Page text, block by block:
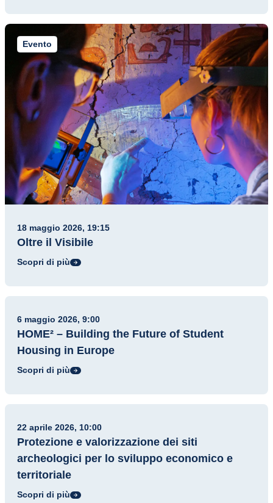
Evento
18 maggio 2026, 19:15
Oltre il Visibile
Scopri di più
Evento
6 maggio 2026, 9:00
HOME² – Building the Future of Student
Housing in Europe
Scopri di più
Evento
22 aprile 2026, 10:00
Protezione e valorizzazione dei siti
archeologici per lo sviluppo economico e
territoriale
Scopri di più